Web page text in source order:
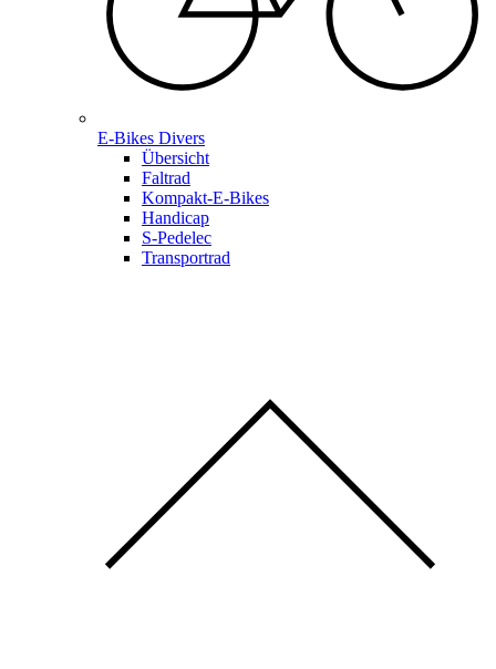
E-Bikes Divers
Übersicht
Faltrad
Kompakt-E-Bikes
Handicap
S-Pedelec
Transportrad